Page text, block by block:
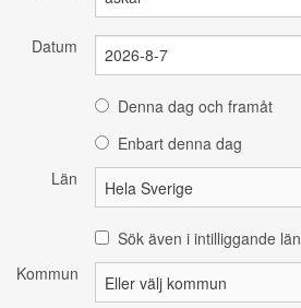
Datum
Denna dag och framåt
Enbart denna dag
Län
Sök även i intilliggande län
Kommun